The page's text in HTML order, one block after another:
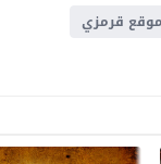
موقع قرمزي